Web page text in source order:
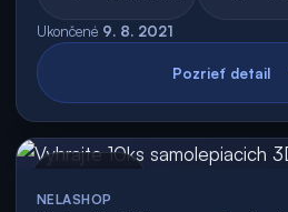
Ukončené 9. 8. 2021
Pozrieť detail
NELASHOP